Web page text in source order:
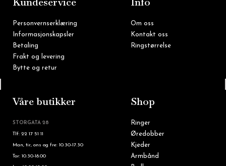
Personvernserklæring
Informasjonskapsler
Betaling
Frakt og levering
Bytte og retur
Om oss
Kontakt oss
Ringstørrelse
Våre butikker
STORGATA 28
Tlf: 22 17 51 11
Man, tir, ons og fre: 10.30-17.30
Tor: 10.30-18.00
Shop
Ringer
Øredobber
Kjeder
Armbånd